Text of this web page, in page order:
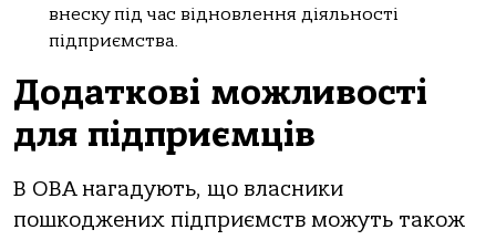
внеску під час відновлення діяльності
підприємства.
Додаткові можливості
для підприємців
В ОВА нагадують, що власники
пошкоджених підприємств можуть також